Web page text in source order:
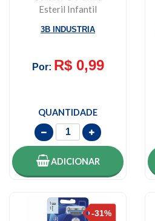
Esteril Infantil
3B INDUSTRIA
Por: R$ 0,99
QUANTIDADE
ADICIONAR